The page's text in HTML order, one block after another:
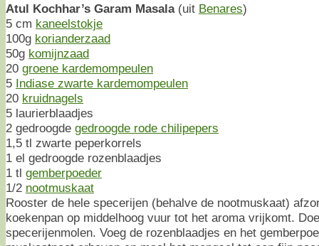
Atul Kochhar’s Garam Masala(uit Benares)
5 cm kaneelstokje
100g korianderzaad
50g komijnzaad
20 groene kardemompeulen
5 Indiase zwarte kardemompeulen
20 kruidnagels
5 laurierblaadjes
2 gedroogde gedroogde rode chilipepers
1,5 tl zwarte peperkorrels
1 el gedroogde rozenblaadjes
1 tl gemberpoeder
1/2 nootmuskaat
Rooster de hele specerijen (behalve de nootmuskaat)
koekenpan op middelhoog vuur tot het aroma vrijkomt.
specerijenmolen. Voeg de rozenblaadjes en het